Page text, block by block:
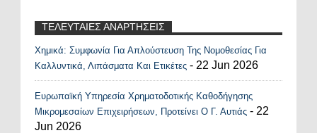
ΤΕΛΕΥΤΑΙΕΣ ΑΝΑΡΤΗΣΕΙΣ
Recent Posts Widget
Χημικά: Συμφωνία Για Απλούστευση Της Νομοθεσίας Για
Καλλυντικά, Λιπάσματα Και Ετικέτες - 22 Jun 2026
Ευρωπαϊκή Υπηρεσία Χρηματοδοτικής Καθοδήγησης
Μικρομεσαίων Επιχειρήσεων, Προτείνει Ο Γ. Αυτιάς - 22
Jun 2026